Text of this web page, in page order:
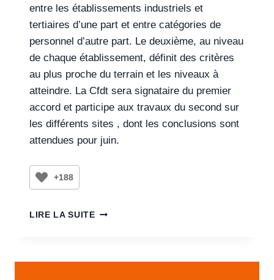
entre les établissements industriels et
tertiaires d’une part et entre catégories de
personnel d’autre part. Le deuxième, au niveau
de chaque établissement, définit des critères
au plus proche du terrain et les niveaux à
atteindre. La Cfdt sera signataire du premier
accord et participe aux travaux du second sur
les différents sites , dont les conclusions sont
attendues pour juin.
+188
LIRE LA SUITE